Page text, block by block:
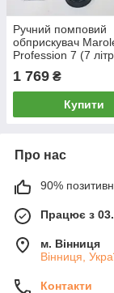
Ручний помповий
обприскувач
Profession 7 (7
1 769 ₴
Купити
Про нас
90%
Працює з
м. Вінниця
Вінниця,
Контакти